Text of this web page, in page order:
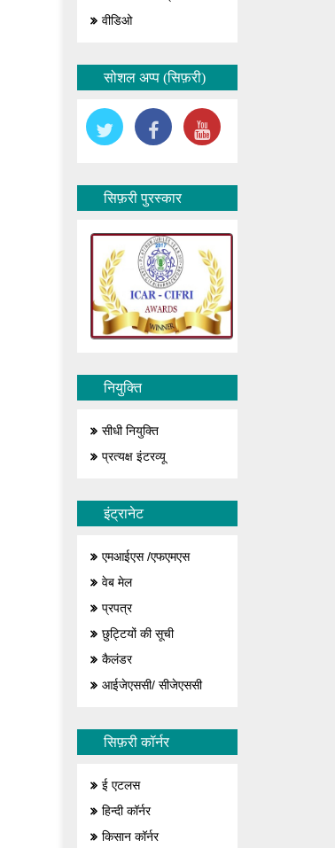
वीडिओ
सोशल अप्प (सिफ़री)
सिफ़री पुरस्कार
नियुक्ति
सीधी नियुक्ति
प्रत्यक्ष इंटरव्यू
इंट्रानेट
एमआईएस /एफएमएस
वेब मेल
प्रपत्र
छुट्टियों की सूची
कैलंडर
आईजेएससी/ सीजेएससी
सिफ़री कॉर्नर
ई एटलस
हिन्दी कॉर्नर
किसान कॉर्नर